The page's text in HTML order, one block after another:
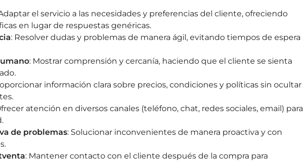
el servicio a las necesidades y preferencias del cliente, ofreciendo
en lugar de respuestas genéricas.
: Resolver dudas y problemas de manera ágil, evitando tiempos de espera
: Mostrar comprensión y cercanía, haciendo que el cliente se sienta
información clara sobre precios, condiciones y políticas sin ocultar
atención en diversos canales (teléfono, chat, redes sociales, email) para
de problemas: Solucionar inconvenientes de manera proactiva y con
: Mantener contacto con el cliente después de la compra para